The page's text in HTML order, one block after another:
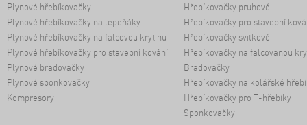
Plynové hřebíkovačky
Plynové hřebíkovačky na lepeňáky
Plynové hřebíkovačky na falcovou krytinu
Plynové hřebíkovačky pro stavební kování
Plynové bradovačky
Plynové sponkovačky
Kompresory
Hřebíkovačky pruhové
Hřebíkovačky pro stavební
Hřebíkovačky svitkové
Hřebíkovačky na falcovanou
Bradovačky
Hřebíkovačky na kolářské
Hřebíkovačky pro T-hřebíky
Sponkovačky